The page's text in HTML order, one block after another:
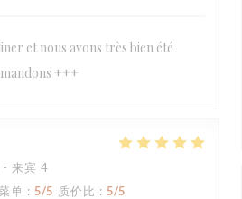
et nous avons très bien été
+++
来宾 4
菜单 : 5/5 质价比 : 5/5